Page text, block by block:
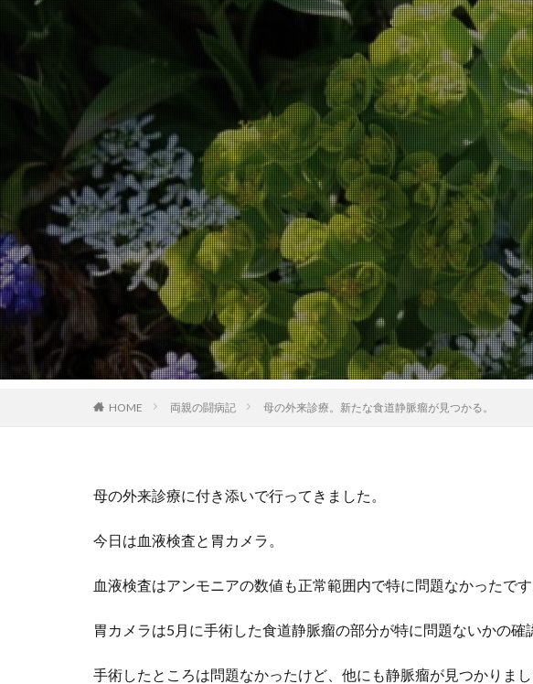
HOME 両親の闘病記 母の外来診療。新たな食道静脈瘤が見つかる。
母の外来診療に付き添いで行ってきました。
今日は血液検査と胃カメラ。
血液検査はアンモニアの数値も正常範囲内で特に問題なかったです
胃カメラは5月に手術した食道静脈瘤の部分が特に問題ないかの確
手術したところは問題なかったけど、他にも静脈瘤が見つかりまし